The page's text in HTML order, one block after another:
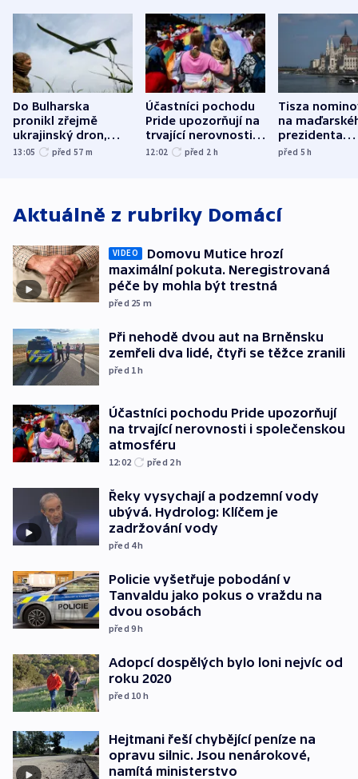
Do Bulharska
pronikl zřejmě
ukrajinský dron,
explodoval kilometr
13:05 před 57 m
Účastníci pochodu
Pride upozorňují na
trvající nerovnosti i
společenskou
12:02 před 2 h
Tisza
na
prezidenta
bývalého
před 5h
Aktuálně z rubriky Domácí
VIDEO
Domovu Mutice hrozí
maximální pokuta. Neregistrovaná
péče by mohla být trestná
před 25 m
Při nehodě dvou aut na Brněnsku
zemřeli dva lidé, čtyři se těžce zranili
před 1h
Účastníci pochodu Pride upozorňují
na trvající nerovnosti i společenskou
atmosféru
12:02 před 2h
Řeky vysychají a podzemní vody
ubývá. Hydrolog: Klíčem je
zadržování vody
před 4h
Policie vyšetřuje pobodání v
Tanvaldu jako pokus o vraždu na
dvou osobách
před 9h
Adopcí dospělých bylo loni nejvíc od
roku 2020
před 10 h
Hejtmani řeší chybějící peníze na
opravu silnic. Jsou nenárokové,
namítá ministerstvo